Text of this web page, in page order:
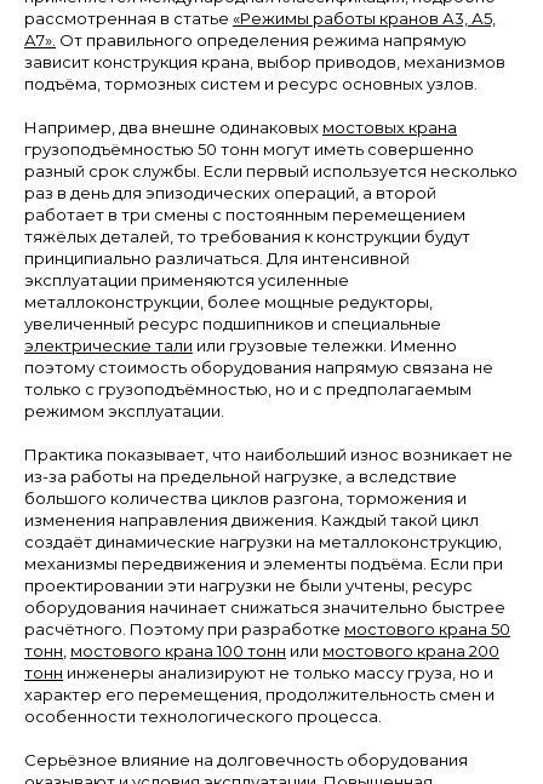
рассмотренная в статье «Режимы работы кранов А3, А5,
А7». От правильного определения режима напрямую
зависит конструкция крана, выбор приводов, механизмов
подъёма, тормозных систем и ресурс основных узлов.
Например, два внешне одинаковых мостовых крана
грузоподъёмностью 50 тонн могут иметь совершенно
разный срок службы. Если первый используется несколько
раз в день для эпизодических операций, а второй
работает в три смены с постоянным перемещением
тяжёлых деталей, то требования к конструкции будут
принципиально различаться. Для интенсивной
эксплуатации применяются усиленные
металлоконструкции, более мощные редукторы,
увеличенный ресурс подшипников и специальные
электрические тали или грузовые тележки. Именно
поэтому стоимость оборудования напрямую связана не
только с грузоподъёмностью, но и с предполагаемым
режимом эксплуатации.
Практика показывает, что наибольший износ возникает не
из-за работы на предельной нагрузке, а вследствие
большого количества циклов разгона, торможения и
изменения направления движения. Каждый такой цикл
создаёт динамические нагрузки на металлоконструкцию,
механизмы передвижения и элементы подъёма. Если при
проектировании эти нагрузки не были учтены, ресурс
оборудования начинает снижаться значительно быстрее
расчётного. Поэтому при разработке мостового крана 50
тонн, мостового крана 100 тонн или мостового крана 200
тонн инженеры анализируют не только массу груза, но и
характер его перемещения, продолжительность смен и
особенности технологического процесса.
Серьёзное влияние на долговечность оборудования